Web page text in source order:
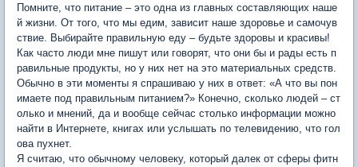
Помните, что питание – это одна из главных составляющих наше
й жизни. От того, что мы едим, зависит наше здоровье и самочув
ствие. Выбирайте правильную еду – будьте здоровы и красивы!
Как часто люди мне пишут или говорят, что они бы и рады есть п
равильные продукты, но у них нет на это материальных средств.
Обычно в эти моменты я спрашиваю у них в ответ: «А что вы пон
имаете под правильным питанием?» Конечно, сколько людей – ст
олько и мнений, да и вообще сейчас столько информации можно
найти в Интернете, книгах или услышать по телевидению, что гол
ова пухнет.
Я считаю, что обычному человеку, который далек от сферы фитн